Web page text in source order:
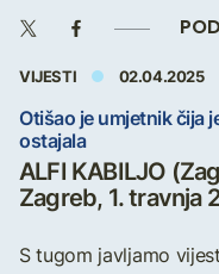
VIJESTI 02.04.2025
Otišao je umjetnik čija
ostajala
ALFI KABILJO
Zagreb, 1. travnja
S tugom javljamo